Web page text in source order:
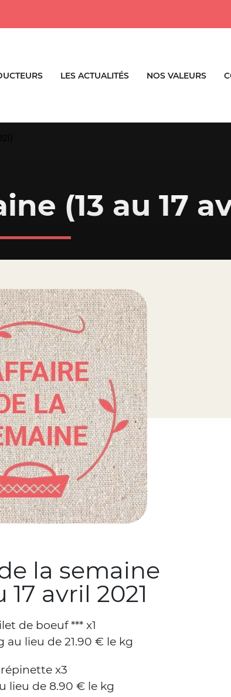
LES ACTUALITÉS NOS VALEURS
(13 au 17
la semaine
17 avril 2021
de boeuf *** x1
au lieu de 21.90 € le kg
x3
lieu de 8.90 € le kg